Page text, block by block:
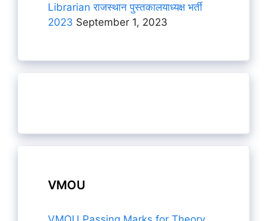
Librarian राजस्थान पुस्तकालयाध्यक्ष भर्ती
2023 September 1, 2023
VMOU